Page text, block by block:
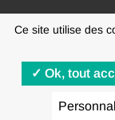
Ce site utilise des
Ok, tout
© FNAUT 2020